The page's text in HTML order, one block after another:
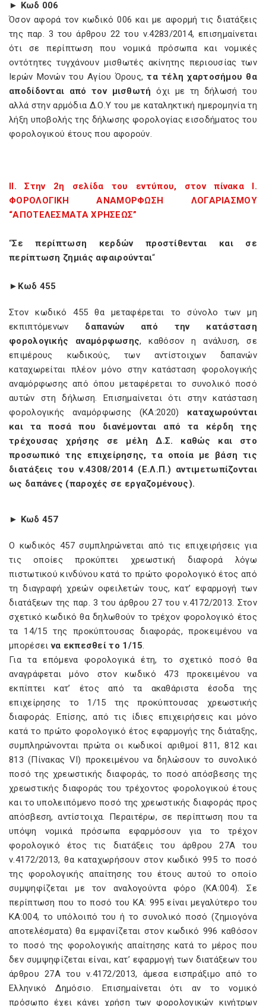
► Κωδ 006
Όσον αφορά τον κωδικό 006 και με αφορμή τις διατάξεις
της παρ. 3 του άρθρου 22 του ν.4283/2014, επισημαίνεται
ότι σε περίπτωση που νομικά πρόσωπα και νομικές
οντότητες τυγχάνουν μισθωτές ακίνητης περιουσίας των
Ιερών Μονών του Αγίου Όρους, τα τέλη χαρτοσήμου θα
αποδίδονται από τον μισθωτήόχι με τη δήλωσή του
αλλά στην αρμόδια Δ.Ο.Υ του με καταληκτική ημερομηνία τη
λήξη υποβολής της δήλωσης φορολογίας εισοδήματος του
φορολογικού έτους που αφορούν.
ΙΙ. Στην 2η σελίδα του εντύπου, στον πίνακα Ι.
ΦΟΡΟΛΟΓΙΚΗ ΑΝΑΜΟΡΦΩΣΗ ΛΟΓΑΡΙΑΣΜΟΥ
“ΑΠΟΤΕΛΕΣΜΑΤΑ ΧΡΗΣΕΩΣ”
“Σε περίπτωση κερδών προστίθενται και σε
περίπτωση ζημιάς αφαιρούνται“
►Κωδ 455
Στον κωδικό 455 θα μεταφέρεται το σύνολο των μη
εκπιπτόμενων δαπανών από την κατάσταση
φορολογικής αναμόρφωσης, καθόσον η ανάλυση, σε
επιμέρους κωδικούς, των αντίστοιχων δαπανών
καταχωρείται πλέον μόνο στην κατάσταση φορολογικής
αναμόρφωσης από όπου μεταφέρεται το συνολικό ποσό
αυτών στη δήλωση. Επισημαίνεται ότι στην κατάσταση
φορολογικής αναμόρφωσης (ΚΑ:2020) καταχωρούνται
και τα ποσά που διανέμονται από τα κέρδη της
τρέχουσας χρήσης σε μέλη Δ.Σ. καθώς και στο
προσωπικό της επιχείρησης, τα οποία με βάση τις
διατάξεις του ν.4308/2014 (Ε.Λ.Π.) αντιμετωπίζονται
ως δαπάνες (παροχές σε εργαζομένους).
► Κωδ 457
Ο κωδικός 457 συμπληρώνεται από τις επιχειρήσεις για
τις οποίες προκύπτει χρεωστική διαφορά λόγω
πιστωτικού κινδύνου κατά το πρώτο φορολογικό έτος από
τη διαγραφή χρεών οφειλετών τους, κατ’ εφαρμογή των
διατάξεων της παρ. 3 του άρθρου 27 του ν.4172/2013. Στον
σχετικό κωδικό θα δηλωθούν το τρέχον φορολογικό έτος
τα 14/15 της προκύπτουσας διαφοράς, προκειμένου να
μπορέσει να εκπεσθεί το 1/15.
Για τα επόμενα φορολογικά έτη, το σχετικό ποσό θα
αναγράφεται μόνο στον κωδικό 473 προκειμένου να
εκπίπτει κατ’ έτος από τα ακαθάριστα έσοδα της
επιχείρησης το 1/15 της προκύπτουσας χρεωστικής
διαφοράς. Επίσης, από τις ίδιες επιχειρήσεις και μόνο
κατά το πρώτο φορολογικό έτος εφαρμογής της διάταξης,
συμπληρώνονται πρώτα οι κωδικοί αριθμοί 811, 812 και
813 (Πίνακας VI) προκειμένου να δηλώσουν το συνολικό
ποσό της χρεωστικής διαφοράς, το ποσό απόσβεσης της
χρεωστικής διαφοράς του τρέχοντος φορολογικού έτους
και το υπολειπόμενο ποσό της χρεωστικής διαφοράς προς
απόσβεση, αντίστοιχα. Περαιτέρω, σε περίπτωση που τα
υπόψη νομικά πρόσωπα εφαρμόσουν για το τρέχον
φορολογικό έτος τις διατάξεις του άρθρου 27Α του
ν.4172/2013, θα καταχωρήσουν στον κωδικό 995 το ποσό
της φορολογικής απαίτησης του έτους αυτού το οποίο
συμψηφίζεται με τον αναλογούντα φόρο (ΚΑ:004). Σε
περίπτωση που το ποσό του ΚΑ: 995 είναι μεγαλύτερο του
ΚΑ:004, το υπόλοιπό του ή το συνολικό ποσό (ζημιογόνα
αποτελέσματα) θα εμφανίζεται στον κωδικό 996 καθόσον
το ποσό της φορολογικής απαίτησης κατά το μέρος που
δεν συμψηφίζεται είναι, κατ’ εφαρμογή των διατάξεων του
άρθρου 27Α του ν.4172/2013, άμεσα εισπράξιμο από το
Ελληνικό Δημόσιο. Επισημαίνεται ότι αν το νομικό
πρόσωπο έχει κάνει χρήση των φορολογικών κινήτρων